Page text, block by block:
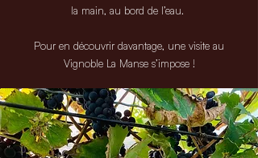
la main, au bord de l’eau.
Pour en découvrir davantage, une visite au
Vignoble La Manse s’impose !